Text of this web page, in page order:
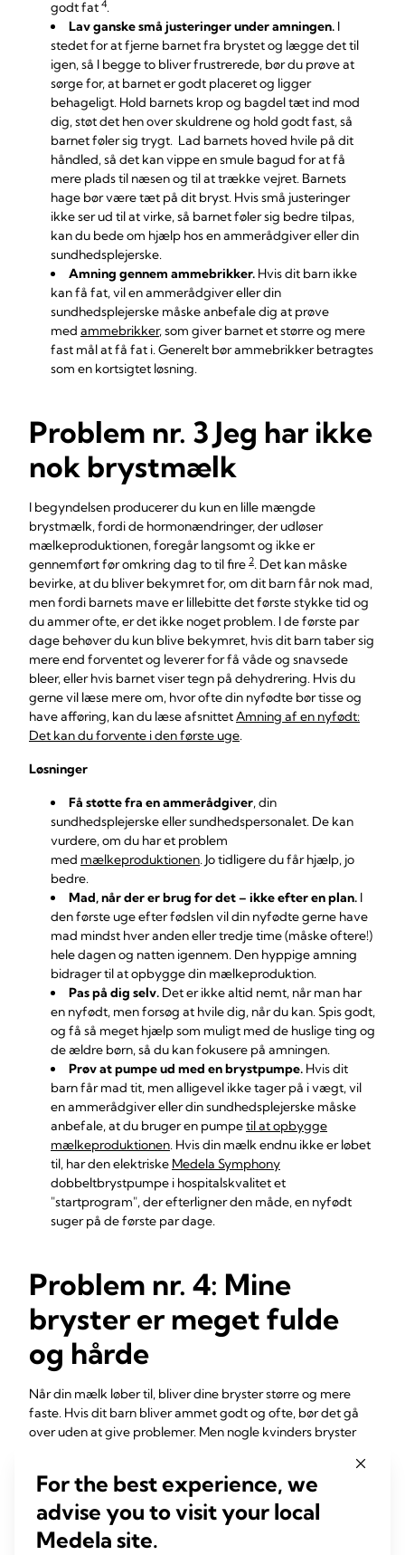
godt fat 4.
Lav ganske små justeringer under amningen. I
stedet for at fjerne barnet fra brystet og lægge det til
igen, så I begge to bliver frustrerede, bør du prøve at
sørge for, at barnet er godt placeret og ligger
behageligt. Hold barnets krop og bagdel tæt ind mod
dig, støt det hen over skuldrene og hold godt fast, så
barnet føler sig trygt. Lad barnets hoved hvile på dit
håndled, så det kan vippe en smule bagud for at få
mere plads til næsen og til at trække vejret. Barnets
hage bør være tæt på dit bryst. Hvis små justeringer
ikke ser ud til at virke, så barnet føler sig bedre tilpas,
kan du bede om hjælp hos en ammerådgiver eller din
sundhedsplejerske.
Amning gennem ammebrikker. Hvis dit barn ikke
kan få fat, vil en ammerådgiver eller din
sundhedsplejerske måske anbefale dig at prøve
med ammebrikker, som giver barnet et større og mere
fast mål at få fat i. Generelt bør ammebrikker betragtes
som en kortsigtet løsning.
Problem nr. 3 Jeg har ikke
nok brystmælk
I begyndelsen producerer du kun en lille mængde
brystmælk, fordi de hormonændringer, der udløser
mælkeproduktionen, foregår langsomt og ikke er
gennemført før omkring dag to til fire 2. Det kan måske
bevirke, at du bliver bekymret for, om dit barn får nok mad,
men fordi barnets mave er lillebitte det første stykke tid og
du ammer ofte, er det ikke noget problem. I de første par
dage behøver du kun blive bekymret, hvis dit barn taber sig
mere end forventet og leverer for få våde og snavsede
bleer, eller hvis barnet viser tegn på dehydrering. Hvis du
gerne vil læse mere om, hvor ofte din nyfødte bør tisse og
have afføring, kan du læse afsnittetAmning af en nyfødt:
Det kan du forvente i den første uge.
Løsninger
Få støtte fra en ammerådgiver, din
sundhedsplejerske eller sundhedspersonalet. De kan
vurdere, om du har et problem
med mælkeproduktionen. Jo tidligere du får hjælp, jo
bedre.
Mad, når der er brug for det – ikke efter en plan. I
den første uge efter fødslen vil din nyfødte gerne have
mad mindst hver anden eller tredje time (måske oftere!)
hele dagen og natten igennem. Den hyppige amning
bidrager til at opbygge din mælkeproduktion.
Pas på dig selv. Det er ikke altid nemt, når man har
en nyfødt, men forsøg at hvile dig, når du kan. Spis godt,
og få så meget hjælp som muligt med de huslige ting og
de ældre børn, så du kan fokusere på amningen.
Prøv at pumpe ud med en brystpumpe. Hvis dit
barn får mad tit, men alligevel ikke tager på i vægt, vil
en ammerådgiver eller din sundhedsplejerske måske
anbefale, at du bruger en pumpetil at opbygge
mælkeproduktionen. Hvis din mælk endnu ikke er løbet
til, har den elektriske Medela Symphony
dobbeltbrystpumpe i hospitalskvalitet et
"startprogram", der efterligner den måde, en nyfødt
suger på de første par dage.
Problem nr. 4: Mine
bryster er meget fulde
og hårde
Når din mælk løber til, bliver dine bryster større og mere
faste. Hvis dit barn bliver ammet godt og ofte, bør det gå
over uden at give problemer. Men nogle kvinders bryster
brystspænding. Brystspænding kan også få brystet til at
føles temmelig varmt på grund af al aktiviteten indeni – det
er nærmest som en trafikprop derinde! Selvom det kun er
midlertidigt og ofte kun varer i 24-48 timer, kan
For the best experience, we
advise you to visit your local
Medela site.